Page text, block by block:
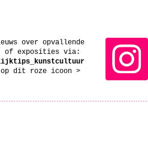
over opvallende
of exposities via:
dit roze icoon >